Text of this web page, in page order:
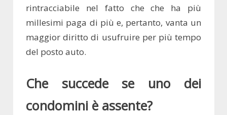
rintracciabile nel fatto che che ha più
millesimi paga di più e, pertanto, vanta un
maggior diritto di usufruire per più tempo
del posto auto.
Che succede se uno dei
condomini è assente?